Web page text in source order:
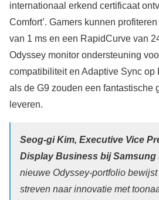
internationaal erkend certificaat
Comfort’. Gamers kunnen
van 1 ms en een RapidCurve van
Odyssey monitor ondersteuning
compatibiliteit en Adaptive Sync op
als de G9 zouden een fantastische
leveren.
Seog-gi Kim, Executive Vice
Display Business bij
nieuwe Odyssey-portfolio
streven naar innovatie met